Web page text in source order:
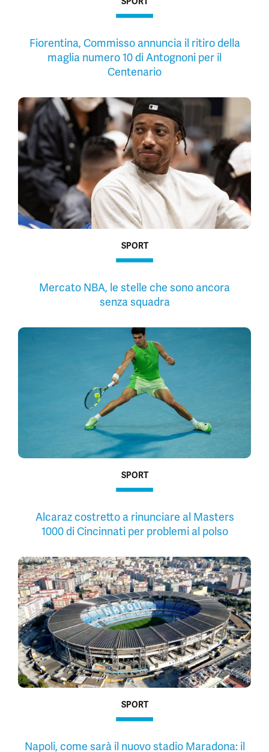
Fiorentina, Commisso annuncia il ritiro della
maglia numero 10 di Antognoni per il
Centenario
SPORT
Mercato NBA, le stelle che sono ancora
senza squadra
SPORT
Alcaraz costretto a rinunciare al Masters
1000 di Cincinnati per problemi al polso
SPORT
Napoli, come sarà il nuovo stadio Maradona: il